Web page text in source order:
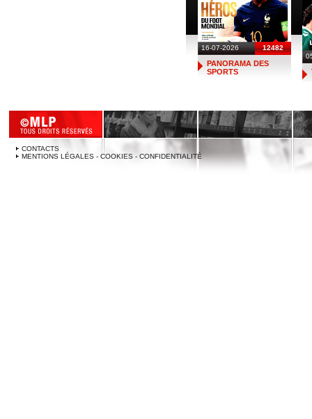
16-07-2026 12482
PANORAMA DES
SPORTS
CONTACTS
MENTIONS LÉGALES - COOKIES - CONFIDENTIALITÉ